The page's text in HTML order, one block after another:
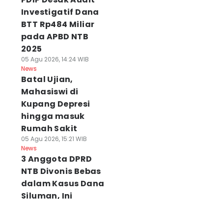
Investigatif Dana
BTT Rp484 Miliar
pada APBD NTB
2025
05 Agu 2026, 14:24 WIB
News
Batal Ujian,
Mahasiswi di
Kupang Depresi
hingga masuk
Rumah Sakit
05 Agu 2026, 15:21 WIB
News
3 Anggota DPRD
NTB Divonis Bebas
dalam Kasus Dana
Siluman, Ini